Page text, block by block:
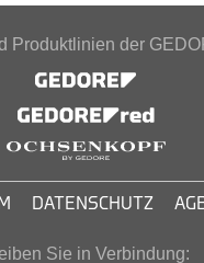
Produktlinien der
DATENSCHUTZ
Sie in Verbindung: